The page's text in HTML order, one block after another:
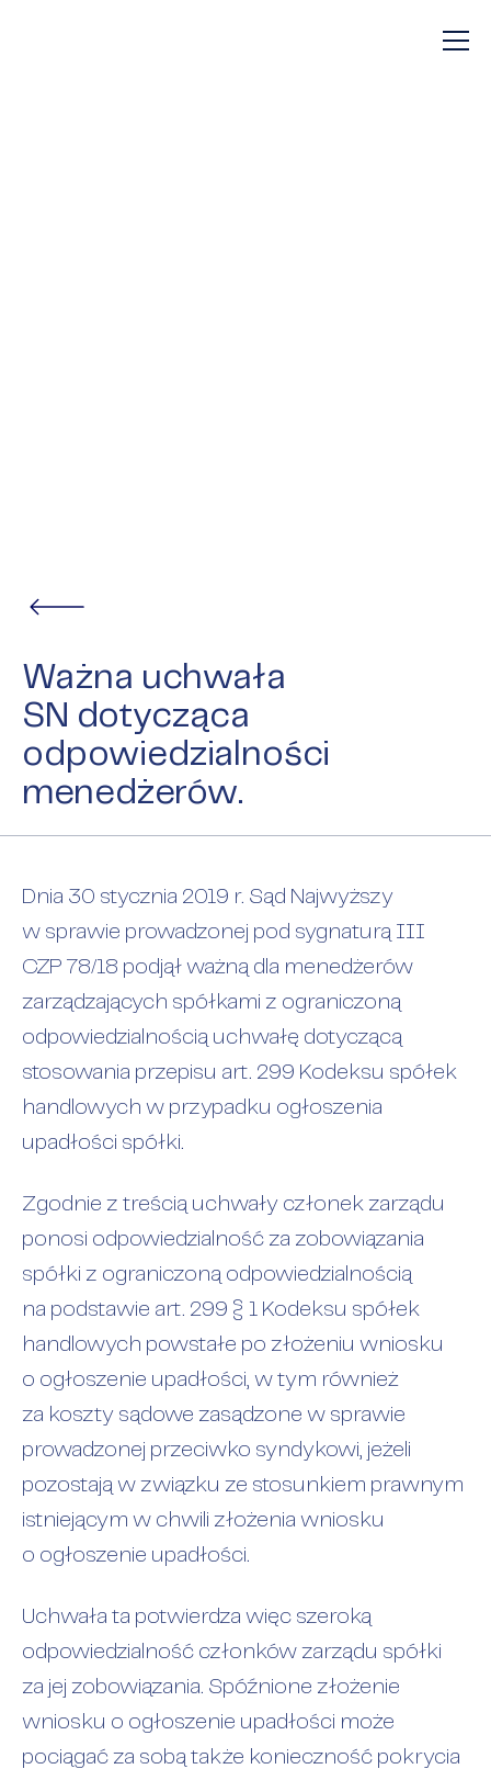
Ważna uchwała
SN dotycząca
odpowiedzialności
menedżerów.
Dnia 30 stycznia 2019 r. Sąd Najwyższy
w sprawie prowadzonej pod sygnaturą III
CZP 78/18 podjął ważną dla menedżerów
zarządzających spółkami z ograniczoną
odpowiedzialnością uchwałę dotyczącą
stosowania przepisu art. 299 Kodeksu spółek
handlowych w przypadku ogłoszenia
upadłości spółki.
Zgodnie z treścią uchwały członek zarządu
ponosi odpowiedzialność za zobowiązania
spółki z ograniczoną odpowiedzialnością
na podstawie art. 299 § 1 Kodeksu spółek
handlowych powstałe po złożeniu wniosku
o ogłoszenie upadłości, w tym również
za koszty sądowe zasądzone w sprawie
prowadzonej przeciwko syndykowi, jeżeli
pozostają w związku ze stosunkiem prawnym
istniejącym w chwili złożenia wniosku
o ogłoszenie upadłości.
Uchwała ta potwierdza więc szeroką
odpowiedzialność członków zarządu spółki
za jej zobowiązania. Spóźnione złożenie
wniosku o ogłoszenie upadłości może
pociągać za sobą także konieczność pokrycia